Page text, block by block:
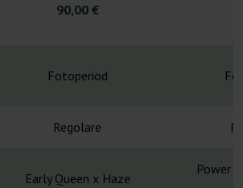
90,00 €
Fotoperiod
Regolare
Early Queen x Haze
Power